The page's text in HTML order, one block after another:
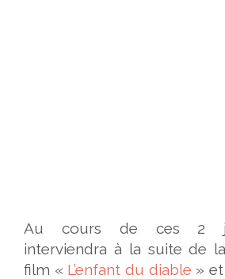
Au cours de ces 2
interviendra à la suite de
film « L’enfant du diable »